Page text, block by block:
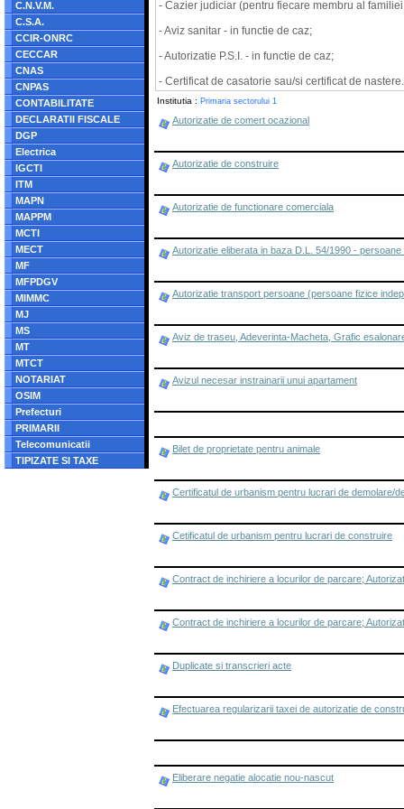
C.N.V.M.
C.S.A.
CCIR-ONRC
CECCAR
CNAS
CNPAS
CONTABILITATE
DECLARATII FISCALE
DGP
Electrica
IGCTI
ITM
MAPN
MAPPM
MCTI
MECT
MF
MFPDGV
MIMMC
MJ
MS
MT
MTCT
NOTARIAT
OSIM
Prefecturi
PRIMARII
Telecomunicatii
TIPIZATE SI TAXE
- Cazier judiciar (pentru fiecare membru al
- Aviz sanitar - in functie de caz;
- Autorizatie P.S.I. - in functie de caz;
- Certificat de casatorie sau/si certificat de nastere.
Institutia : Primaria sectorului 1
Autorizatie de comert ocazional
Autorizatie de construire
Autorizatie de functionare comerciala
Autorizatie eliberata in baza D.L. 54/1990 -
Autorizatie transport persoane (persoane fizice
Aviz de traseu, Adeverinta-Macheta, Grafic
Avizul necesar instrainarii unui apartament
Bilet de proprietate pentru animale
Certificatul de urbanism pentru lucrari de demolare/
Cetificatul de urbanism pentru lucrari de construire
Contract de inchiriere a locurilor de parcare;
Contract de inchiriere a locurilor de parcare;
Duplicate si transcrieri acte
Efectuarea regularizarii taxei de autorizatie de
Eliberare negatie alocatie nou-nascut